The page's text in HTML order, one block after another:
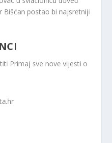
Bišćan postao bi najsretniji
Primaj sve nove vijesti o